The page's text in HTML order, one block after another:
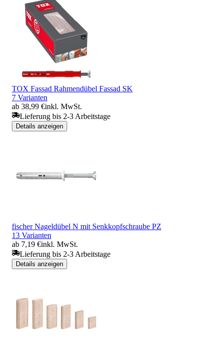
TOX Fassad Rahmendübel Fassad SK
7 Varianten
ab 38,99 €inkl. MwSt.
Lieferung bis 2-3 Arbeitstage
Details anzeigen
fischer Nageldübel N mit Senkkopfschraube PZ
13 Varianten
ab 7,19 €inkl. MwSt.
Lieferung bis 2-3 Arbeitstage
Details anzeigen